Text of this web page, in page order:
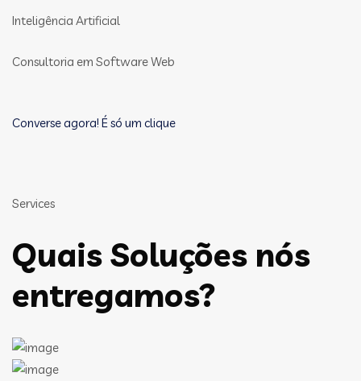
Inteligência Artificial
Consultoria em Software Web
Converse agora! É só um clique
Services
Quais Soluções nós
entregamos?